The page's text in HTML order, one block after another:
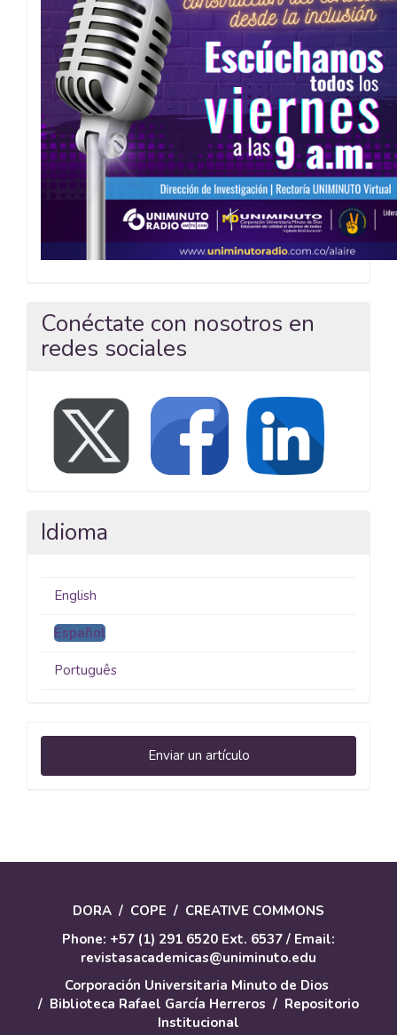
Conéctate con nosotros en
redes sociales
Idioma
English
Español
Português
Enviar
un
Enviar un artículo
DORA / COPE / CREATIVE COMMONS
Phone: +57 (1) 291 6520 Ext. 6537 / Email:
revistasacademicas@uniminuto.edu
Corporación Universitaria Minuto de Dios
/ Biblioteca Rafael García Herreros / Repositorio
Institucional